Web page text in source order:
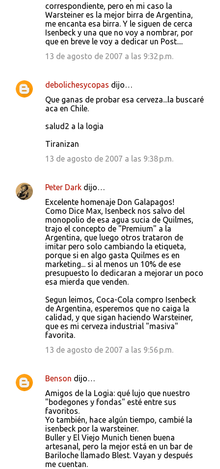
correspondiente, pero en mi caso la
Warsteiner es la mejor birra de Argentina,
me encanta esa birra. Y le siguen de cerca
Isenbeck y una que no voy a nombrar, por
que en breve le voy a dedicar un Post....
13 de agosto de 2007 a las 9:32 p.m.
debolichesycopas dijo…
Que ganas de probar esa cerveza...la buscaré
aca en Chile.
salud2 a la logia
Tiranizan
13 de agosto de 2007 a las 9:38 p.m.
Peter Dark dijo…
Excelente homenaje Don Galapagos!
Como Dice Max, Isenbeck nos salvo del
monopolio de esa agua sucia de Quilmes,
trajo el concepto de "Premium" a la
Argentina, que luego otros trataron de
imitar pero solo cambiando la etiqueta,
porque si en algo gasta Quilmes es en
marketing... si al menos un 10% de ese
presupuesto lo dedicaran a mejorar un poco
esa mierda que venden.
Segun leimos, Coca-Cola compro Isenbeck
de Argentina, esperemos que no caiga la
calidad, y que sigan haciendo Warsteiner,
que es mi cerveza industrial "masiva"
favorita.
13 de agosto de 2007 a las 9:56 p.m.
Benson dijo…
Amigos de la Logia: qué lujo que nuestro
"bodegones y fondas" esté entre sus
favoritos.
Yo también, hace algún tiempo, cambié la
isenbeck por la warsteiner.
Buller y El Viejo Munich tienen buena
artesanal, pero la mejor está en un bar de
Bariloche llamado Blest. Vayan y después
me cuentan.